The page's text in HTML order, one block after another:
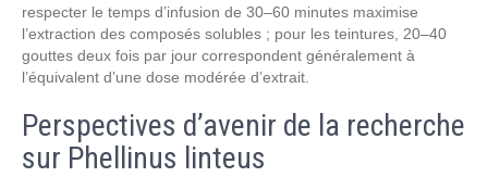
respecter le temps d’infusion de 30–60 minutes maximise
l’extraction des composés solubles ; pour les teintures, 20–40
gouttes deux fois par jour correspondent généralement à
l’équivalent d’une dose modérée d’extrait.
Perspectives d’avenir de la recherche
sur Phellinus linteus